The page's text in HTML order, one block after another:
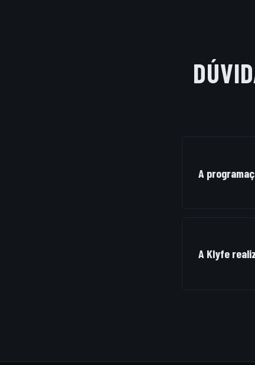
A
Sim, os CLPs
A Klyfe
Com certeza.